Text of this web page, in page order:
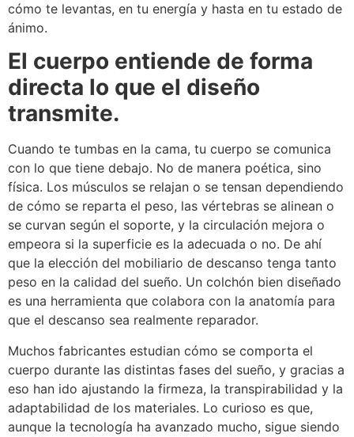
cómo te levantas, en tu energía y hasta en tu estado de
ánimo.
El cuerpo entiende de forma
directa lo que el diseño
transmite.
Cuando te tumbas en la cama, tu cuerpo se comunica
con lo que tiene debajo. No de manera poética, sino
física. Los músculos se relajan o se tensan dependiendo
de cómo se reparta el peso, las vértebras se alinean o
se curvan según el soporte, y la circulación mejora o
empeora si la superficie es la adecuada o no. De ahí
que la elección del mobiliario de descanso tenga tanto
peso en la calidad del sueño. Un colchón bien diseñado
es una herramienta que colabora con la anatomía para
que el descanso sea realmente reparador.
Muchos fabricantes estudian cómo se comporta el
cuerpo durante las distintas fases del sueño, y gracias a
eso han ido ajustando la firmeza, la transpirabilidad y la
adaptabilidad de los materiales. Lo curioso es que,
aunque la tecnología ha avanzado mucho, sigue siendo